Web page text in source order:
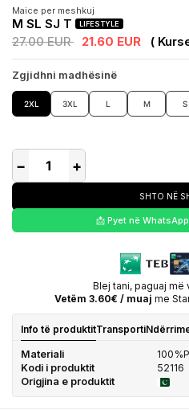
Maice per meshkuj
M SL SJ T LIFESTYLE
27.00 EUR 21.60 EUR (
Zgjidhni madhësinë
2XL 3XL L M S
− +
SHTO NË
📩 Pyet në
Blej tani, paguaj më
Vetëm 3.60€ / muaj me
Info të produktitTransporti
Materiali
Kodi i produktit
52116
Origjina e produktit